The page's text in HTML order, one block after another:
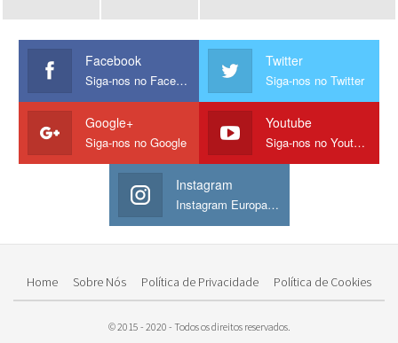
Facebook
Siga-nos no Facebook
Twitter
Siga-nos no Twitter
Google+
Siga-nos no Google
Youtube
Siga-nos no Youtube
Instagram
Instagram Europamos
Home Sobre Nós Política de Privacidade Política de Cookies
© 2015 - 2020 - Todos os direitos reservados.